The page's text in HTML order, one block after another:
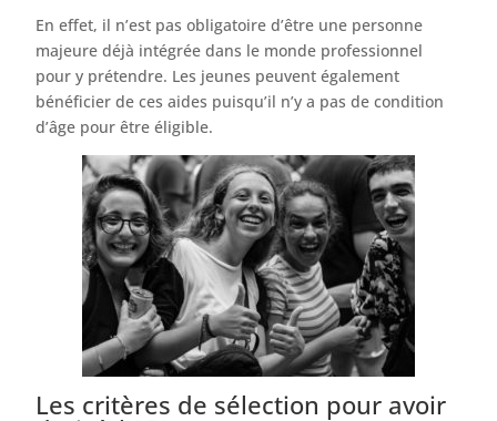
En effet, il n’est pas obligatoire d’être une personne
majeure déjà intégrée dans le monde professionnel
pour y prétendre. Les jeunes peuvent également
bénéficier de ces aides puisqu’il n’y a pas de condition
d’âge pour être éligible.
Les critères de sélection pour avoir